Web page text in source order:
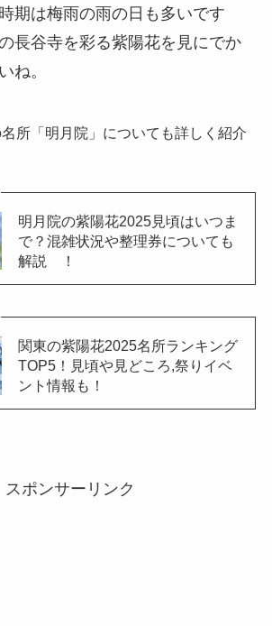
期は梅雨の雨の日も多いです
長谷寺を彩る紫陽花を見にでか
ね。
所「明月院」についても詳しく紹介
明月院の紫陽花2025見頃はいつま
で？混雑状況や整理券についても
解説 ！
関東の紫陽花2025名所ランキング
TOP5！見頃や見どころ,祭りイベ
ント情報も！
スポンサーリンク